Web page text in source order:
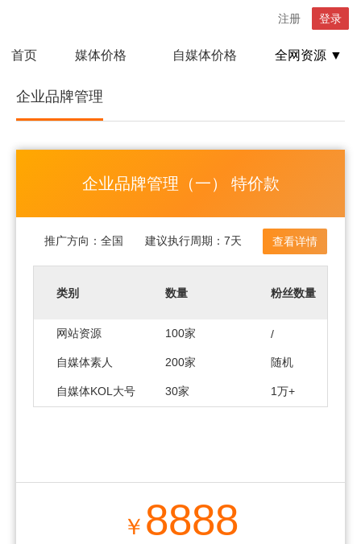
注册 登录
首页 媒体价格 自媒体价格 全网资源 ▼
企业品牌管理
企业品牌管理（一） 特价款
推广方向： 全国 建议执行周期： 7天 查看详情
类别 数量 粉丝数量
网站资源 100家 /
自媒体素人 200家 随机
自媒体KOL大号 30家 1万+
￥ 8888